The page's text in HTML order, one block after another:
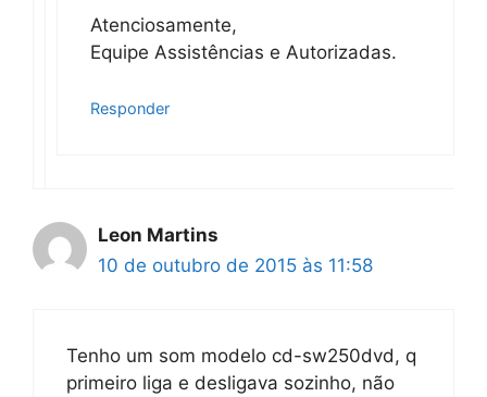
Atenciosamente,
Equipe Assistências e Autorizadas.
Responder
Leon Martins
10 de outubro de 2015 às 11:58
Tenho um som modelo cd-sw250dvd, q
primeiro liga e desligava sozinho, não